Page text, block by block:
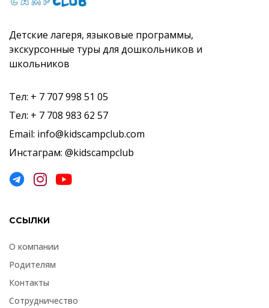
Детские лагеря, языковые программы,
экскурсонные туры для дошкольников и
школьников
Тел: + 7 707 998 51 05
Тел: + 7 708 983 62 57
Email: info@kidscampclub.com
Инстаграм: @kidscampclub
ССЫЛКИ
О компании
Родителям
Контакты
Сотрудничество